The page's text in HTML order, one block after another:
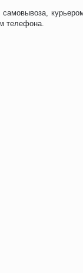
телефона.